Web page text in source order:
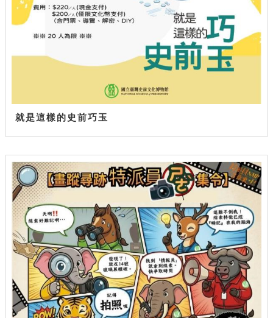
就是這樣的史前巧玉